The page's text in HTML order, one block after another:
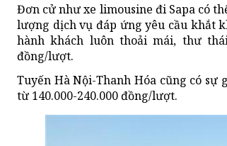
Đơn cử như xe limousine đi Sapa có
lượng dịch vụ đáp ứng yêu cầu khắt
hành khách luôn thoải mái, thư
đồng/lượt.
Tuyến Hà Nội-Thanh Hóa cũng có
từ 140.000-240.000 đồng/lượt.